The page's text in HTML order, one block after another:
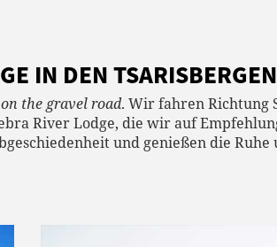
IN DEN TSARISBERGEN
on the gravel road. Wir fahren Richtung
River Lodge, die wir auf
und genießen die Ruhe